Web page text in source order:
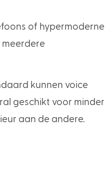
of hypermoderne
meerdere
kunnen voice
geschikt voor minder
aan de andere.